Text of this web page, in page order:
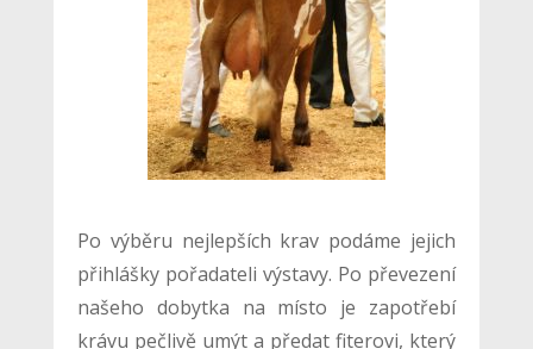
Po výběru nejlepších krav podáme jejich
přihlášky pořadateli výstavy. Po převezení
našeho dobytka na místo je zapotřebí
krávu pečlivě umýt a předat fiterovi, který